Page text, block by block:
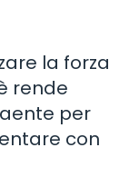
la forza
rende
per
con